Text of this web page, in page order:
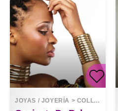
JOYAS / JOYERÍA > COLLARES